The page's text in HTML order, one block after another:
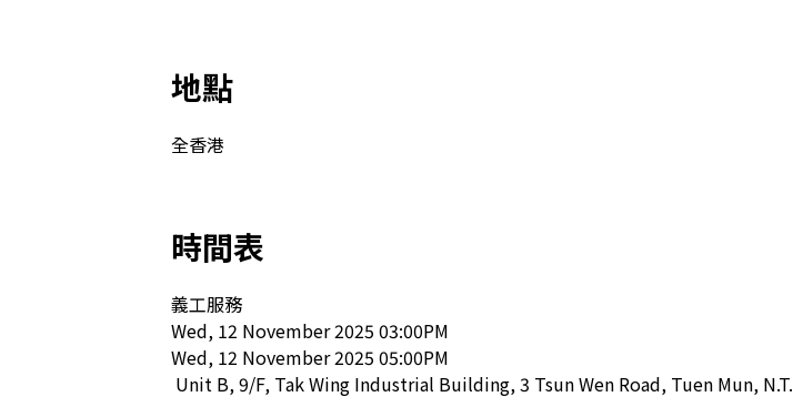
地點
全香港
時間表
義工服務
Wed, 12 November 2025 03:00PM
Wed, 12 November 2025 05:00PM
Unit B, 9/F, Tak Wing Industrial Building, 3 Tsun Wen Road, Tuen Mun, N.T.